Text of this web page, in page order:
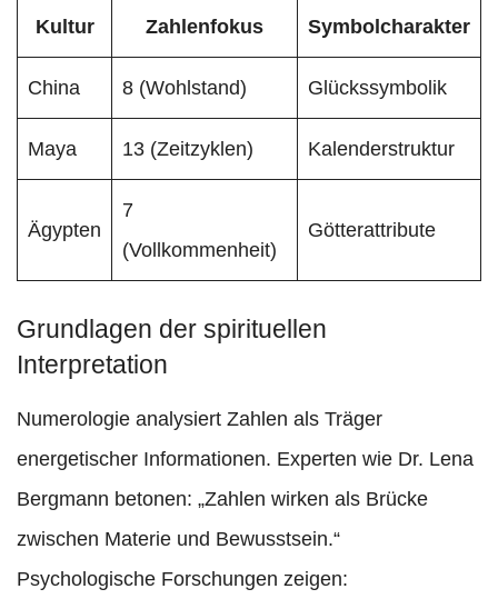
Kultur Zahlenfokus Symbolcharakter
China 8 (Wohlstand) Glückssymbolik
Maya 13 (Zeitzyklen) Kalenderstruktur
Ägypten
7
(Vollkommenheit)
Götterattribute
Grundlagen der spirituellen
Interpretation
Numerologie analysiert Zahlen als Träger
energetischer Informationen. Experten wie Dr. Lena
Bergmann betonen: „Zahlen wirken als Brücke
zwischen Materie und Bewusstsein.“
Psychologische Forschungen zeigen: